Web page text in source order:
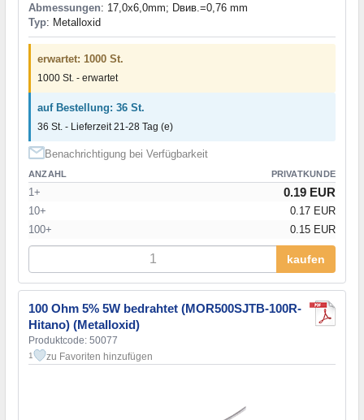
Abmessungen: 17,0x6,0mm; Dвив.=0,76 mm
Typ: Metalloxid
erwartet: 1000 St.
1000 St. - erwartet
auf Bestellung: 36 St.
36 St. - Lieferzeit 21-28 Tag (e)
Benachrichtigung bei Verfügbarkeit
ANZAHL PRIVATKUNDE
1+ 0.19 EUR
10+
0.17 EUR
100+
0.15 EUR
kaufen
100 Ohm 5% 5W bedrahtet (MOR500SJTB-100R-
Hitano) (Metalloxid)
Produktcode: 50077
1 zu Favoriten hinzufügen